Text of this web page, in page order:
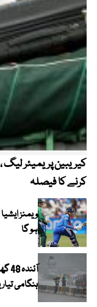
کرنے کا فیصلہ
ہو گا
ہنگامی